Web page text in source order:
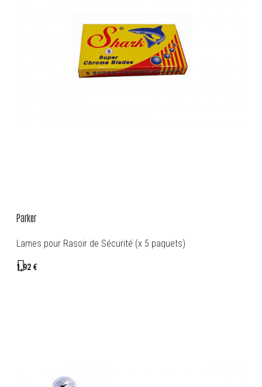
Parker
Lames pour Rasoir de Sécurité (x 5 paquets)
1,92 €